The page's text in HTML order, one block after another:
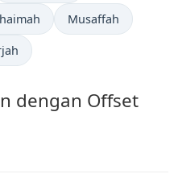
Musaffah
dengan Offset